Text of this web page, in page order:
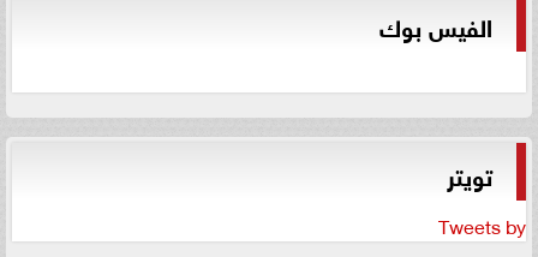
الفيس بوك
تويتر
Tweets by